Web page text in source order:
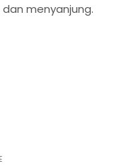
menyanjung.